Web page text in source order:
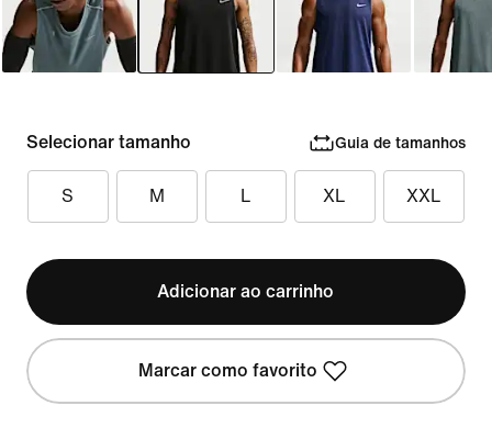
Selecionar tamanho Guia de tamanhos
S M L XL XXL
Adicionar ao carrinho
Marcar como favorito